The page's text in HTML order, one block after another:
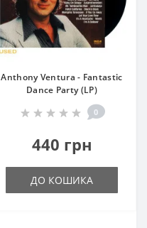
Anthony Ventura - Fantastic
Dance Party (LP)
0
440 грн
ДО КОШИКА